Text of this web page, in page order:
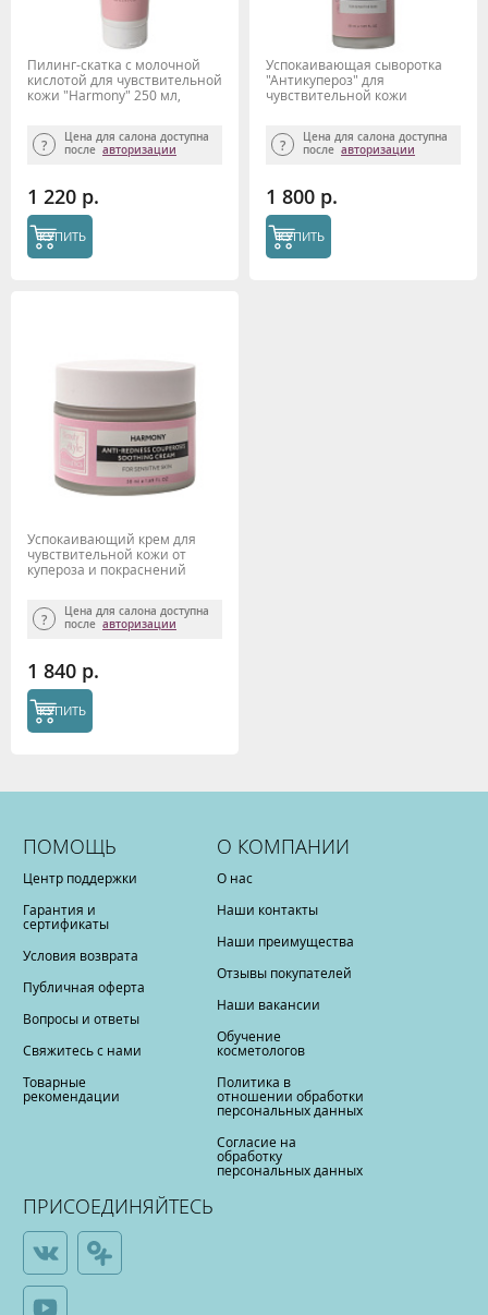
Пилинг-скатка с молочной
кислотой для чувствительной
кожи "Harmony" 250 мл,
Цена для салона доступна
после авторизации
1 220 р.
КУПИТЬ
Успокаивающая сыворотка
"Антикупероз" для
чувствительной кожи
Цена для салона доступна
после авторизации
1 800 р.
КУПИТЬ
Успокаивающий крем для
чувствительной кожи от
купероза и покраснений
Цена для салона доступна
после авторизации
1 840 р.
КУПИТЬ
ПОМОЩЬ
Центр поддержки
Гарантия и
сертификаты
Условия возврата
Публичная оферта
Вопросы и ответы
Свяжитесь с нами
Товарные
рекомендации
О КОМПАНИИ
О нас
Наши контакты
Наши преимущества
Отзывы покупателей
Наши вакансии
Обучение
косметологов
Политика в
отношении обработки
персональных данных
Согласие на
обработку
персональных данных
ПРИСОЕДИНЯЙТЕСЬ